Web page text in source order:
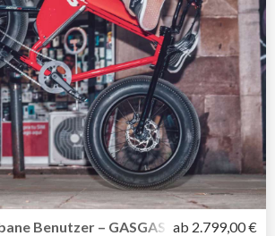
Benutzer – GASGAS MOTO
ab 2.799,00 €